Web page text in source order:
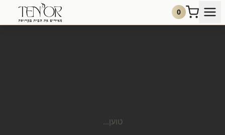
0
טוען...